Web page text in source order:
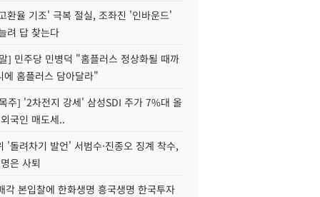
환율 기조' 극복 절실, 조좌진 '인바운드'
려 답 찾는다
] 민주당 민병덕 "홈플러스 정상화될 때까
에 홈플러스 담아달라"
주] '2차전지 강세' 삼성SDI 주가 7%대 올
국인 매도세..
'돌려차기 발언' 서범수·진종오 징계 착수,
은 사퇴
각 본입찰에 한화생명 흥국생명 한국투자